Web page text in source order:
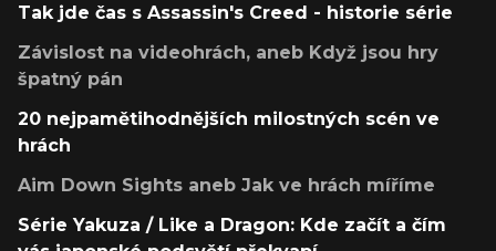
Tak jde čas s Assassin's Creed - historie série
Závislost na videohrách, aneb Když jsou hry
špatný pán
20 nejpamětihodnějších milostných scén ve
hrách
Aim Down Sights aneb Jak ve hrách míříme
Série Yakuza / Like a Dragon: Kde začít a čím